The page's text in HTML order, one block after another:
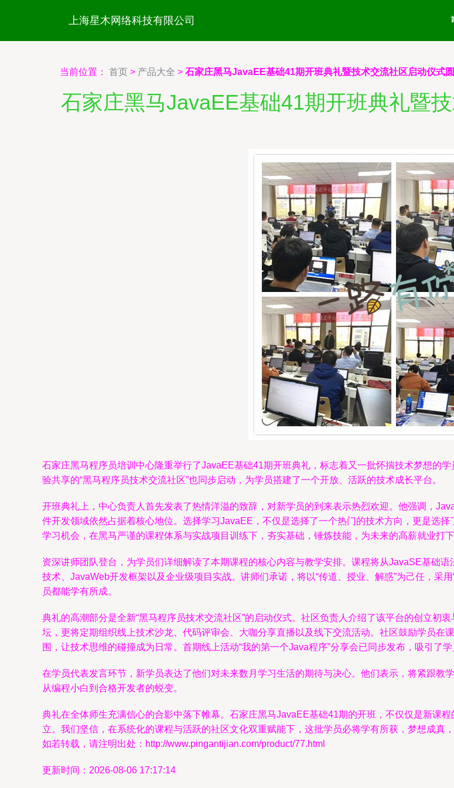
上海星木网络科技有限公司
当前位置： 首页 > 产品大全 > 石家庄黑马JavaEE基础41期开班典礼暨技术交流社区启动仪式
石家庄黑马JavaEE基础41期开班典礼暨
石家庄黑马程序员培训中心隆重举行了JavaEE基础41期开班典礼，标志着又一批怀揣技术梦想的
验共享的“黑马程序员技术交流社区”也同步启动，为学员搭建了一个开放、活跃的技术成长平台。
开班典礼上，中心负责人首先发表了热情洋溢的致辞，对新学员的到来表示热烈欢迎。他强调，
件开发领域依然占据着核心地位。选择学习JavaEE，不仅是选择了一个热门的技术方向，更是选
学习机会，在黑马严谨的课程体系与实战项目训练下，夯实基础，锤炼技能，为未来的高薪就业打下
资深讲师团队登台，为学员们详细解读了本期课程的核心内容与教学安排。课程将从JavaSE基础
技术、JavaWeb开发框架以及企业级项目实战。讲师们承诺，将以“传道、授业、解惑”为己任，采
员都能学有所成。
典礼的高潮部分是全新“黑马程序员技术交流社区”的启动仪式。社区负责人介绍了该平台的创立初
坛，更将定期组织线上技术沙龙、代码评审会、大咖分享直播以及线下交流活动。社区鼓励学员在
围，让技术思维的碰撞成为日常。首期线上活动“我的第一个Java程序”分享会已同步发布，吸引了学
在学员代表发言环节，新学员表达了他们对未来数月学习生活的期待与决心。他们表示，将紧跟
从编程小白到合格开发者的蜕变。
典礼在全体师生充满信心的合影中落下帷幕。石家庄黑马JavaEE基础41期的开班，不仅仅是新课
立。我们坚信，在系统化的课程与活跃的社区文化双重赋能下，这批学员必将学有所获，梦想成真
如若转载，请注明出处：http://www.pingantijian.com/product/77.html
更新时间：2026-08-06 17:17:14